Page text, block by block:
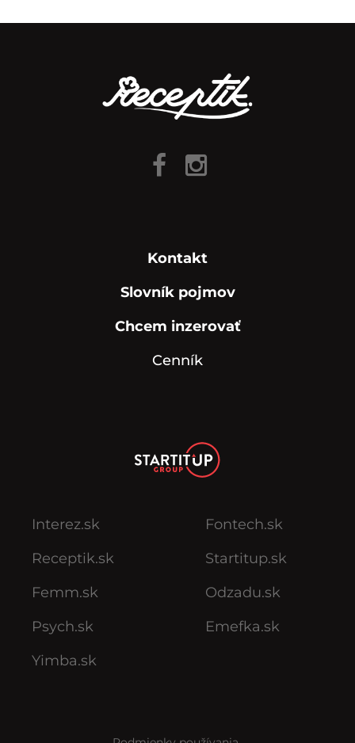
Kontakt
Slovník pojmov
Chcem inzerovať
Cenník
Interez.sk
Receptik.sk
Femm.sk
Psych.sk
Yimba.sk
Fontech.sk
Startitup.sk
Odzadu.sk
Emefka.sk